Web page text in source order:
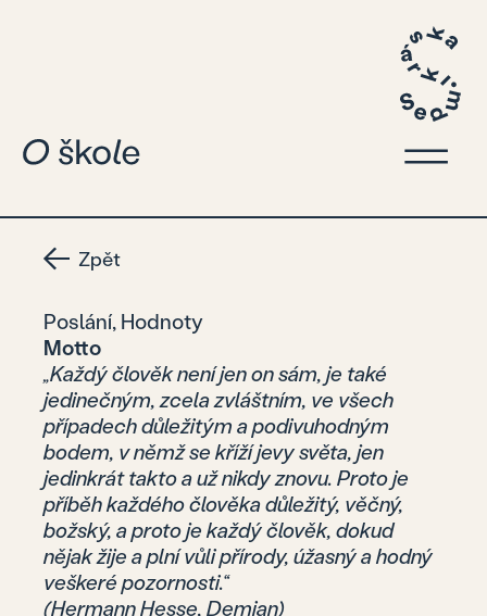
Zpět
Poslání, Hodnoty
Motto
„Každý člověk není jen on sám, je také
jedinečným, zcela zvláštním, ve všech
případech důležitým a podivuhodným
bodem, v němž se kříží jevy světa, jen
jedinkrát takto a už nikdy znovu. Proto je
příběh každého člověka důležitý, věčný,
božský, a proto je každý člověk, dokud
nějak žije a plní vůli přírody, úžasný a hodný
veškeré pozornosti.“
(Hermann Hesse, Demian)